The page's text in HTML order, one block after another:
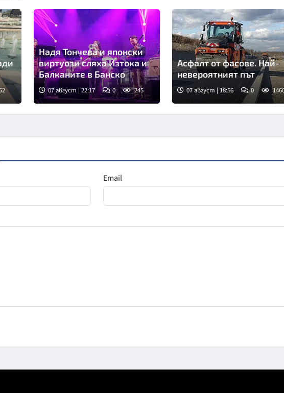
Надя Тончева и японски
виртуози сляха Изтока и
Балканите в Банско
07 август | 22:17 0 245
Асфалт от фасове. Най-
невероятният път
07 август | 18:56 0
Email